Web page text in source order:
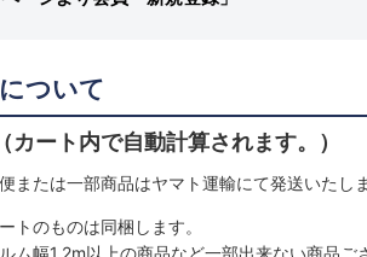
ついて
カート内で自動計算されます。）
または一部商品はヤマト運輸にて発送いたし
トのものは同梱します。